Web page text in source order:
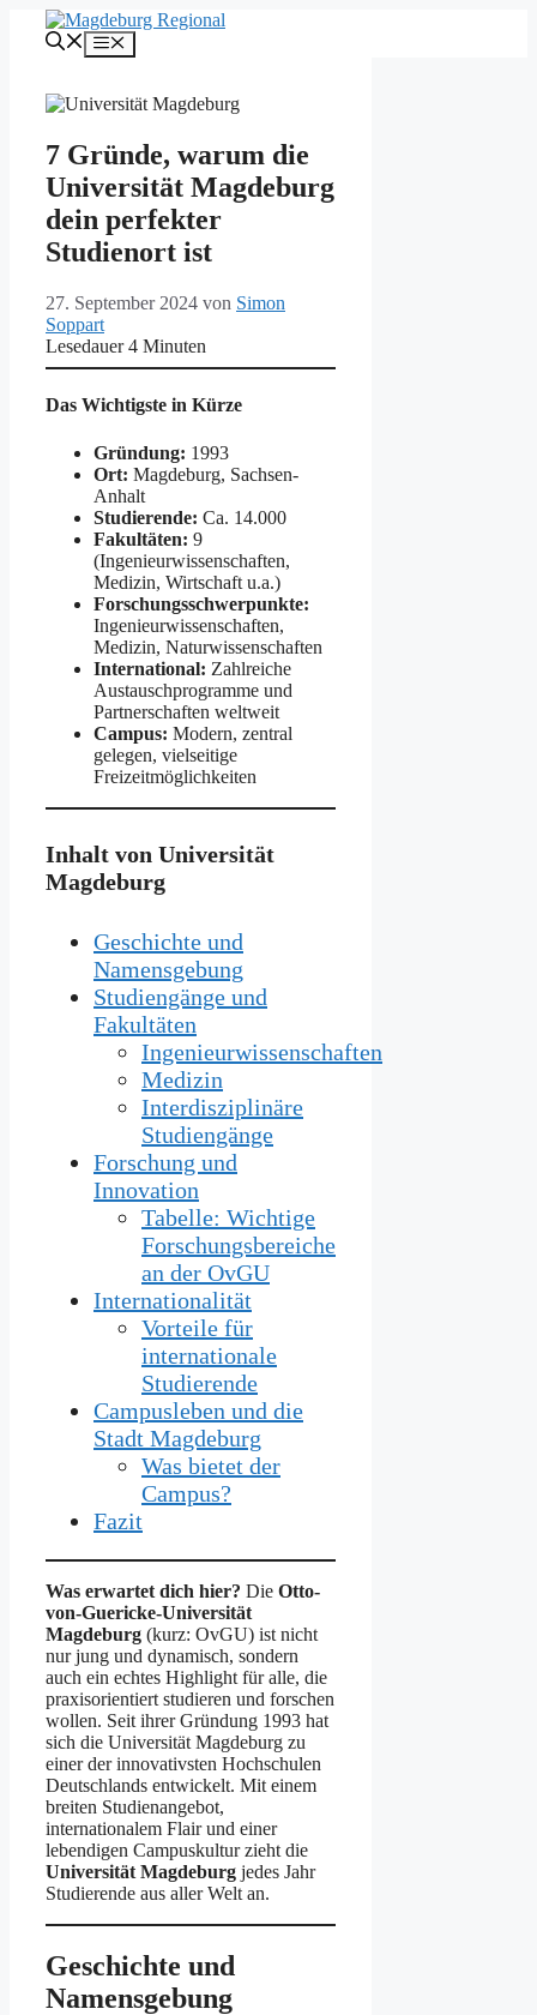
Inhalt
Menü
7 Gründe, warum die
Universität Magdeburg
dein perfekter
Studienort ist
27. September 2024 von Simon
Soppart
Lesedauer 4 Minuten
Das Wichtigste in Kürze
Gründung: 1993
Ort: Magdeburg, Sachsen-
Anhalt
Studierende: Ca. 14.000
Fakultäten: 9
(Ingenieurwissenschaften,
Medizin, Wirtschaft u.a.)
Forschungsschwerpunkte:
Ingenieurwissenschaften,
Medizin, Naturwissenschaften
International: Zahlreiche
Austauschprogramme und
Partnerschaften weltweit
Campus: Modern, zentral
gelegen, vielseitige
Freizeitmöglichkeiten
Inhalt von Universität
Magdeburg
Geschichte und
Namensgebung
Studiengänge und
Fakultäten
Ingenieurwissenschaften
Medizin
Interdisziplinäre
Studiengänge
Forschung und
Innovation
Tabelle: Wichtige
Forschungsbereiche
an der OvGU
Internationalität
Vorteile für
internationale
Studierende
Campusleben und die
Stadt Magdeburg
Was bietet der
Campus?
Fazit
Was erwartet dich hier? Die Otto-
von-Guericke-Universität
Magdeburg (kurz: OvGU) ist nicht
nur jung und dynamisch, sondern
auch ein echtes Highlight für alle, die
praxisorientiert studieren und forschen
wollen. Seit ihrer Gründung 1993 hat
sich die Universität Magdeburg zu
einer der innovativsten Hochschulen
Deutschlands entwickelt. Mit einem
breiten Studienangebot,
internationalem Flair und einer
lebendigen Campuskultur zieht die
Universität Magdeburg jedes Jahr
Studierende aus aller Welt an.
Geschichte und
Namensgebung